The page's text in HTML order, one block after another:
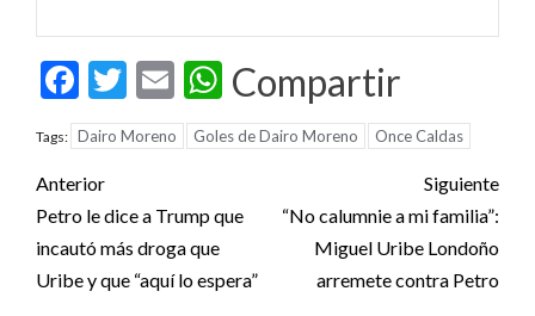
Facebook
Twitter
EmailWhatsApp
Compartir
Tags: Dairo Moreno Goles de Dairo Moreno Once Caldas
Post
navigation
Anterior
Petro le dice a Trump que
incautó más droga que
Uribe y que “aquí lo espera”
Siguiente
“No calumnie a mi familia”:
Miguel Uribe Londoño
arremete contra Petro